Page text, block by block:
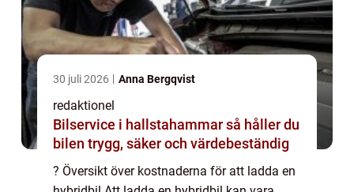
30 juli 2026 Anna Bergqvist
redaktionel
Bilservice i hallstahammar så håller du
bilen trygg, säker och värdebeständig
? Översikt över kostnaderna för att ladda en